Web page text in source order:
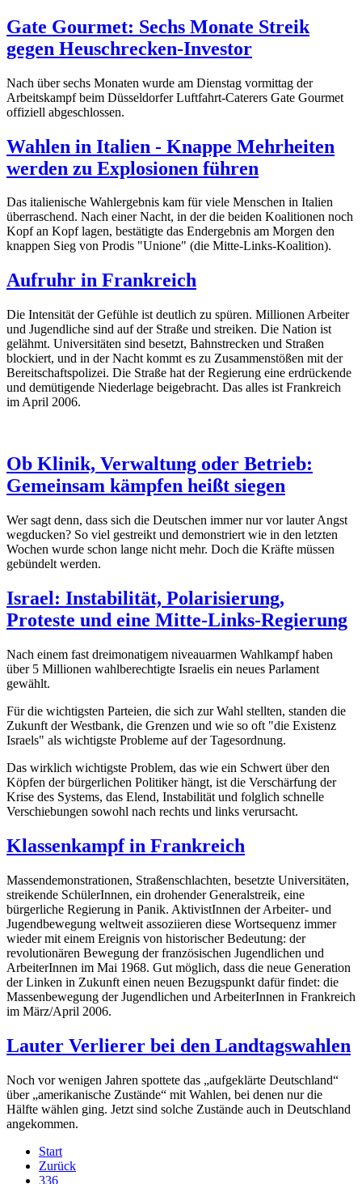
Gate Gourmet: Sechs Monate Streik
gegen Heuschrecken-Investor
Nach über sechs Monaten wurde am Dienstag vormittag der
Arbeitskampf beim Düsseldorfer Luftfahrt-Caterers Gate Gourmet
offiziell abgeschlossen.
Wahlen in Italien - Knappe Mehrheiten
werden zu Explosionen führen
Das italienische Wahlergebnis kam für viele Menschen in Italien
überraschend. Nach einer Nacht, in der die beiden Koalitionen noch
Kopf an Kopf lagen, bestätigte das Endergebnis am Morgen den
knappen Sieg von Prodis "Unione" (die Mitte-Links-Koalition).
Aufruhr in Frankreich
Die Intensität der Gefühle ist deutlich zu spüren. Millionen Arbeiter
und Jugendliche sind auf der Straße und streiken. Die Nation ist
gelähmt. Universitäten sind besetzt, Bahnstrecken und Straßen
blockiert, und in der Nacht kommt es zu Zusammenstößen mit der
Bereitschaftspolizei. Die Straße hat der Regierung eine erdrückende
und demütigende Niederlage beigebracht. Das alles ist Frankreich
im April 2006.
Ob Klinik, Verwaltung oder Betrieb:
Gemeinsam kämpfen heißt siegen
Wer sagt denn, dass sich die Deutschen immer nur vor lauter Angst
wegducken? So viel gestreikt und demonstriert wie in den letzten
Wochen wurde schon lange nicht mehr. Doch die Kräfte müssen
gebündelt werden.
Israel: Instabilität, Polarisierung,
Proteste und eine Mitte-Links-Regierung
Nach einem fast dreimonatigem niveauarmen Wahlkampf haben
über 5 Millionen wahlberechtigte Israelis ein neues Parlament
gewählt.
Für die wichtigsten Parteien, die sich zur Wahl stellten, standen die
Zukunft der Westbank, die Grenzen und wie so oft "die Existenz
Israels" als wichtigste Probleme auf der Tagesordnung.
Das wirklich wichtigste Problem, das wie ein Schwert über den
Köpfen der bürgerlichen Politiker hängt, ist die Verschärfung der
Krise des Systems, das Elend, Instabilität und folglich schnelle
Verschiebungen sowohl nach rechts und links verursacht.
Klassenkampf in Frankreich
Massendemonstrationen, Straßenschlachten, besetzte Universitäten,
streikende SchülerInnen, ein drohender Generalstreik, eine
bürgerliche Regierung in Panik. AktivistInnen der Arbeiter- und
Jugendbewegung weltweit assoziieren diese Wortsequenz immer
wieder mit einem Ereignis von historischer Bedeutung: der
revolutionären Bewegung der französischen Jugendlichen und
ArbeiterInnen im Mai 1968. Gut möglich, dass die neue Generation
der Linken in Zukunft einen neuen Bezugspunkt dafür findet: die
Massenbewegung der Jugendlichen und ArbeiterInnen in Frankreich
im März/April 2006.
Lauter Verlierer bei den Landtagswahlen
Noch vor wenigen Jahren spottete das „aufgeklärte Deutschland“
über „amerikanische Zustände“ mit Wahlen, bei denen nur die
Hälfte wählen ging. Jetzt sind solche Zustände auch in Deutschland
angekommen.
Start
Zurück
336